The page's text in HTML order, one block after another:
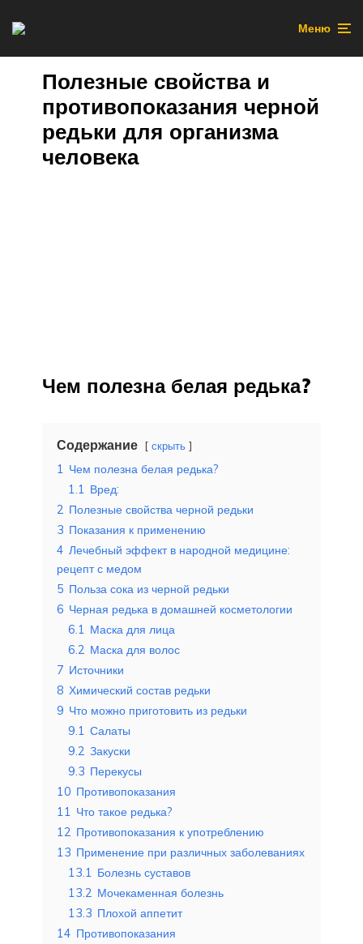
Меню
Полезные свойства и
противопоказания черной
редьки для организма
человека
Чем полезна белая редька?
Содержание скрыть
1 Чем полезна белая редька?
1.1 Вред:
2 Полезные свойства черной редьки
3 Показания к применению
4 Лечебный эффект в народной медицине:
рецепт с медом
5 Польза сока из черной редьки
6 Черная редька в домашней косметологии
6.1 Маска для лица
6.2 Маска для волос
7 Источники
8 Химический состав редьки
9 Что можно приготовить из редьки
9.1 Салаты
9.2 Закуски
9.3 Перекусы
10 Противопоказания
11 Что такое редька?
12 Противопоказания к употреблению
13 Применение при различных заболеваниях
13.1 Болезнь суставов
13.2 Мочекаменная болезнь
13.3 Плохой аппетит
14 Противопоказания